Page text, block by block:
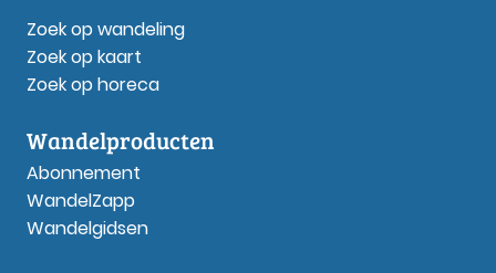
Zoek op wandeling
Zoek op kaart
Zoek op horeca
Wandelproducten
Abonnement
WandelZapp
Wandelgidsen